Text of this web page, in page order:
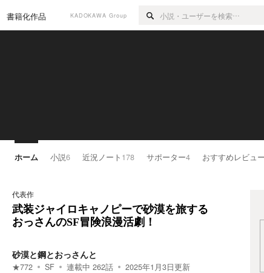
書籍化作品 KADOKAWA Group
ホーム 小説6 近況ノート 178 サポーター4 おすすめレビュー
代表作
武装ジャイロキャノピーで砂漠を旅する
おっさんのSF冒険浪漫活劇！
砂漠と鋼とおっさんと
★772 SF 連載中 262話 2025年1月3日更新